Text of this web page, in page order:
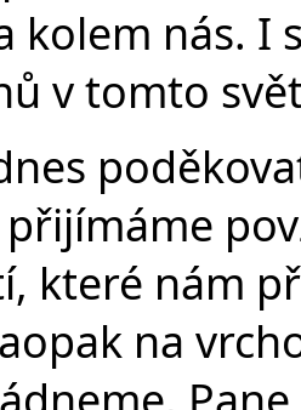
kolem nás. I
v tomto
které nám
na